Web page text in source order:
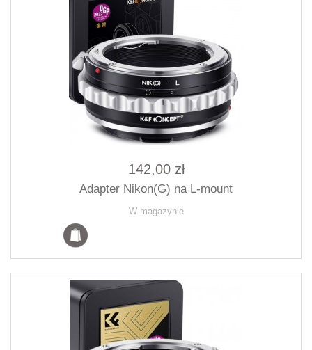
142,00 zł
Adapter Nikon(G) na L-mount
W magazynie